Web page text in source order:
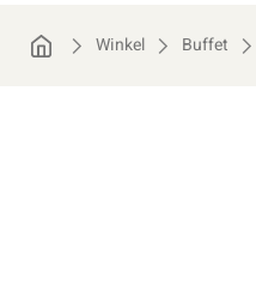
Winkel Buffet